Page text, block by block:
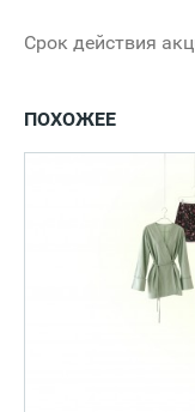
Срок действия
ПОХОЖЕЕ